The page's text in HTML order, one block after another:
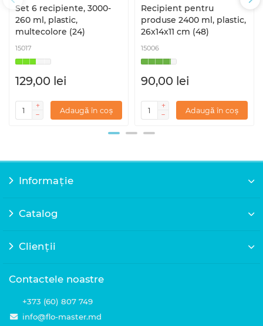
Set 6 recipiente, 3000-
260 ml, plastic,
multecolore (24)
15017
129,00 lei
Adaugă în coș
Recipient pentru
produse 2400 ml, plastic,
26x14x11 cm (48)
15006
90,00 lei
Adaugă în coș
Informație
Catalog
Clienții
Contactele noastre
+373 (60) 807 749
info@flo-master.md